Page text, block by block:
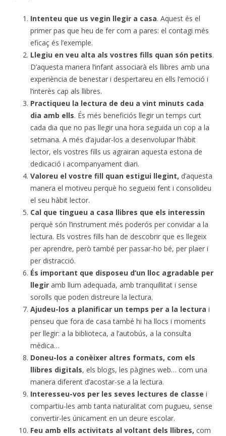
Intenteu que us vegin llegir a casa. Aquest és el
primer pas que heu de fer com a pares: el contagi més
eficaç és l’exemple.
Llegiu en veu alta als vostres fills quan són petits.
D’aquesta manera l’infant associarà els llibres amb una
experiència de benestar i despertareu en ells l’emoció i
l’interès cap als llibres.
Practiqueu la lectura de deu a vint minuts cada
dia amb ells. És més beneficiós llegir un temps curt
cada dia que no pas llegir una hora seguida un cop a la
setmana. A més d’ajudar-los a desenvolupar l’hàbit
lector, els vostres fills us agrairan aquesta estona de
dedicació i acompanyament diari.
Valoreu el vostre fill quan estigui llegint, d’aquesta
manera el motiveu perquè ho segueixi fent i consolideu
el seu hàbit lector.
Cal que tingueu a casa llibres que els interessin
perquè són l’instrument més poderós per convidar a la
lectura. Els vostres fills han de descobrir que es llegeix
per aprendre, però també per passar-ho bé, per plaer i
per distracció.
És important que disposeu d’un lloc agradable per
llegir amb llum adequada, amb tranquil·litat i sense
sorolls que poden distreure la lectura.
Ajudeu-los a planificar un temps per a la lectura i
penseu que fora de casa també hi ha llocs i moments
per llegir: a la biblioteca, a l’autobús, a la consulta
mèdica…
Doneu-los a conèixer altres formats, com els
llibres digitals, els blogs, les pàgines web… com una
manera diferent d’acostar-se a la lectura.
Interesseu-vos per les seves lectures de classe i
compartiu-les amb tanta naturalitat com pugueu, sense
convertir-les únicament en un deure escolar.
Feu amb ells activitats al voltant dels llibres, com